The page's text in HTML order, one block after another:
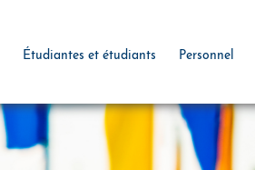
Étudiantes et étudiants Personnel